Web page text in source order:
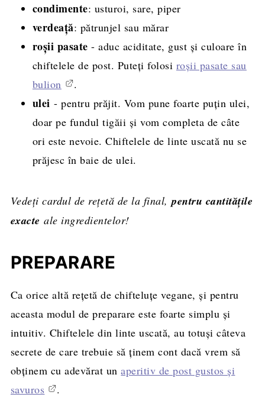
condimente: usturoi, sare, piper
verdeață: pătrunjel sau mărar
roșii pasate - aduc aciditate, gust și culoare în
chiftelele de post. Puteți folosi roșii pasate sau
bulion
.
ulei - pentru prăjit. Vom pune foarte puțin ulei,
doar pe fundul tigăii și vom completa de câte
ori este nevoie. Chiftelele de linte uscată nu se
prăjesc în baie de ulei.
Vedeți cardul de rețetă de la final,pentru cantitățile
exacte ale ingredientelor!
PREPARARE
Ca orice altă rețetă de chifteluțe vegane, și pentru
aceasta modul de preparare este foarte simplu și
intuitiv. Chiftelele din linte uscată, au totuși câteva
secrete de care trebuie să ținem cont dacă vrem să
obținem cu adevărat unaperitiv de post gustos și
savuros
.